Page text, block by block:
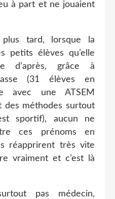
à part et ne jouaient
tard, lorsque la
petits élèves qu’elle
d’après, grâce à
(31 élèves en
avec une ATSEM
des méthodes surtout
sportif), aucun ne
ces prénoms en
réapprirent très vite
vraiment et c’est là
pas médecin,